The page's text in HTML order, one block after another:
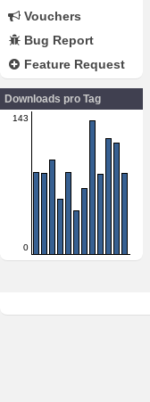
Vouchers
Bug Report
Feature Request
Downloads pro Tag
143
0